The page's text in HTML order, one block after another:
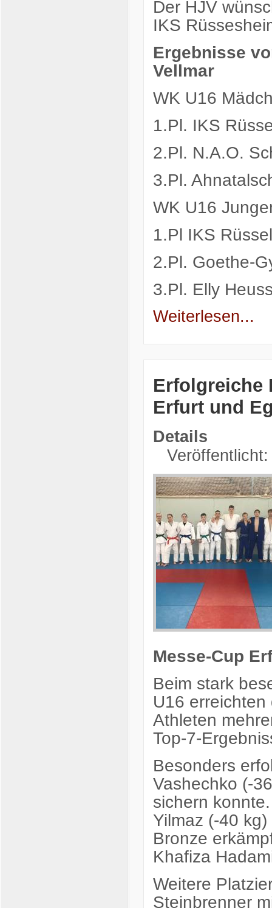
Der HJV
IKS
Ergebnisse
Vellmar
WK U16
1.Pl. IKS
2.Pl. N.A.O.
3.Pl.
WK U16
1.Pl IKS
2.Pl. Goethe-
3.Pl. Elly
Weiterlesen...
Erfolgreiche
Erfurt und
Details
Messe-Cup
Beim stark
U16
Athleten
Top-7-
Besonders
Vashechko (-
sichern
Yilmaz (-40
Bronze
Khafiza
Weitere
Steinbrenner